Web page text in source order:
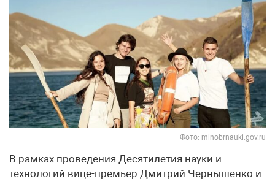
Фото: minobrnauki.gov.ru
В рамках проведения Десятилетия науки и
технологий вице-премьер Дмитрий Чернышенко и